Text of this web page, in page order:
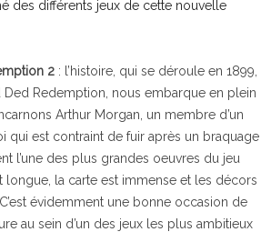
des différents jeux de cette nouvelle
2 : l’histoire, qui se déroule en 1899,
Ded Redemption, nous embarque en plein
Arthur Morgan, un membre d’un
qui est contraint de fuir après un braquage
l’une des plus grandes oeuvres du jeu
longue, la carte est immense et les décors
évidemment une bonne occasion de
au sein d’un des jeux les plus ambitieux